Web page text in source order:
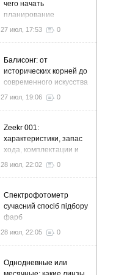
чего начать
планирование
27 июл, 17:53 0
Балисонг: от
исторических корней до
современного искусства
флиппинга
27 июл, 19:06 0
Zeekr 001:
характеристики, запас
хода, комплектации и
особенности
28 июл, 22:02 0
Спектрофотометр
сучасний спосіб підбору
фарб
28 июл, 22:05 0
Однодневные или